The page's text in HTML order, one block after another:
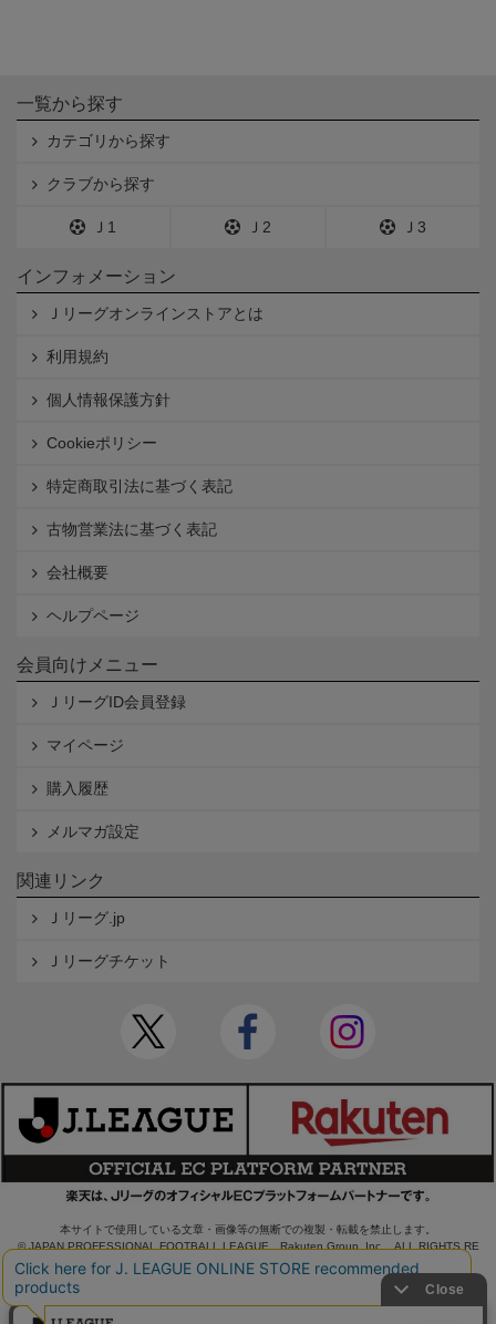
一覧から探す
カテゴリから探す
クラブから探す
Ｊ1 Ｊ2 Ｊ3
インフォメーション
Ｊリーグオンラインストアとは
利用規約
個人情報保護方針
Cookieポリシー
特定商取引法に基づく表記
古物営業法に基づく表記
会社概要
ヘルプページ
会員向けメニュー
ＪリーグID会員登録
マイページ
購入履歴
メルマガ設定
関連リンク
Ｊリーグ.jp
Ｊリーグチケット
本サイトで使用している文章・画像等の無断での複製・転載を禁止します。
© JAPAN PROFESSIONAL FOOTBALL LEAGUE Rakuten Group, Inc. ALL RIGHTS RE
SERVED.